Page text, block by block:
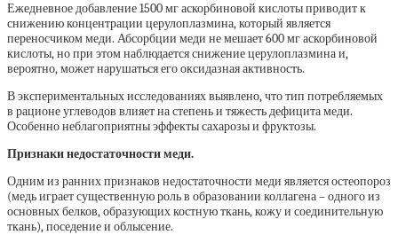
Ежедневное добавление 1500 мг аскорбиновой кислоты приводит к
снижению концентрации церулоплазмина, который является
переносчиком меди. Абсорбции меди не мешает 600 мг аскорбиновой
кислоты, но при этом наблюдается снижение церулоплазмина и,
вероятно, может нарушаться его оксидазная активность.
В экспериментальных исследованиях выявлено, что тип потребляемых
в рационе углеводов влияет на степень и тяжесть дефицита меди.
Особенно неблагоприятны эффекты сахарозы и фруктозы.
Признаки недостаточности меди.
Одним из ранних признаков недостаточности меди является остеопороз
(медь играет существенную роль в образовании коллагена – одного из
основных белков, образующих костную ткань, кожу и соединительную
ткань), поседение и облысение.